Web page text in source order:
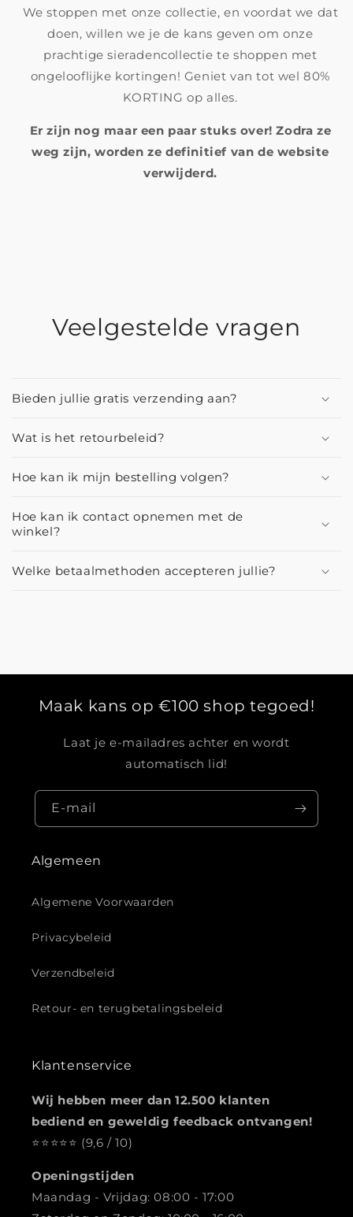
We stoppen met onze collectie, en voordat we dat
doen, willen we je de kans geven om onze
prachtige sieradencollectie te shoppen met
ongelooflijke kortingen! Geniet van tot wel 80%
KORTING op alles.
Er zijn nog maar een paar stuks over! Zodra ze
weg zijn, worden ze definitief van de website
verwijderd.
Veelgestelde vragen
Bieden jullie gratis verzending aan?
Wat is het retourbeleid?
Hoe kan ik mijn bestelling volgen?
Hoe kan ik contact opnemen met de
winkel?
Welke betaalmethoden accepteren jullie?
Maak kans op €100 shop tegoed!
Laat je e-mailadres achter en wordt
automatisch lid!
E‑mail
Algemeen
Algemene Voorwaarden
Privacybeleid
Verzendbeleid
Retour- en terugbetalingsbeleid
Klantenservice
Wij hebben meer dan 12.500 klanten
bediend en geweldig feedback ontvangen!
⭐️️️️️️️️️️️️️️️⭐️⭐️⭐️⭐️ (9,6 / 10)
Openingstijden
Maandag - Vrijdag: 08:00 - 17:00